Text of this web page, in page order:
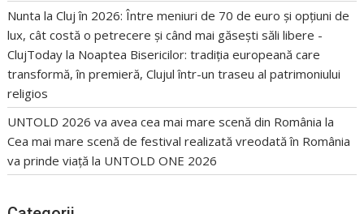
Nunta la Cluj în 2026: Între meniuri de 70 de euro și opțiuni de
lux, cât costă o petrecere și când mai găsești săli libere -
ClujToday la Noaptea Bisericilor: tradiția europeană care
transformă, în premieră, Clujul într-un traseu al patrimoniului
religios
UNTOLD 2026 va avea cea mai mare scenă din România la
Cea mai mare scenă de festival realizată vreodată în România
va prinde viață la UNTOLD ONE 2026